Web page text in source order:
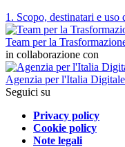
1. Scopo, destinatari e
Team per la
in collaborazione con
Agenzia per l'Italia Digitale
Seguici su
Privacy policy
Cookie policy
Note legali